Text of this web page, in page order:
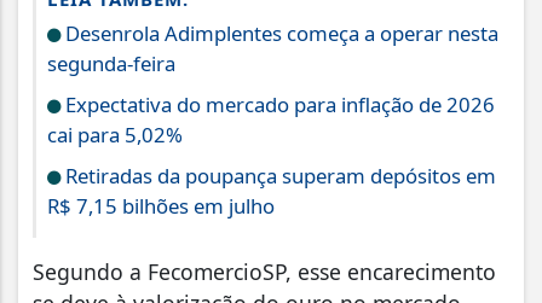
Desenrola Adimplentes começa a operar nesta
segunda-feira
Expectativa do mercado para inflação de 2026
cai para 5,02%
Retiradas da poupança superam depósitos em
R$ 7,15 bilhões em julho
Segundo a FecomercioSP, esse encarecimento